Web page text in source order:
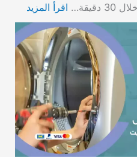
اقرأ المزيد